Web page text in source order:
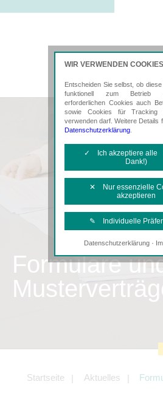
STUW
Formulare
Startseite Aktuelles
WIR VERWENDEN COOKIES
Entscheiden Sie selbst, ob
funktionell zum Betrieb
erforderlichen Cookies auch
sowie Cookies für Tracking
verwenden darf. Weitere Details
Datenschutzerklärung
✓ Ich akzeptiere alle
Dank!)
✕ Nur essenzielle
akzeptieren
✎ Individuelle
Notwendige Cookies
Diese Cookies sind
Tracking- und
Angebotes
Angeboten von z.B.
LinkedIn.
Datenschutzerklärung·